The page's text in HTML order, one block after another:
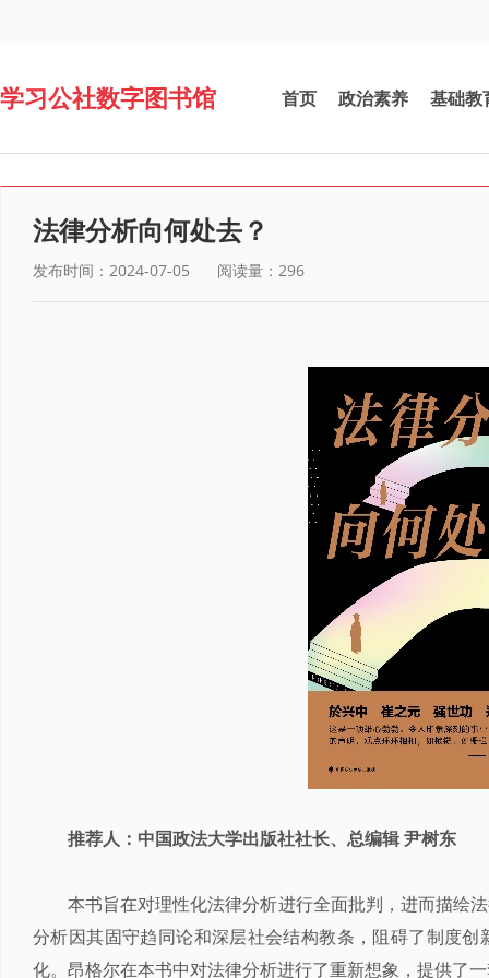
学习公社数字图书馆 首页 政治素养 基础教
法律分析向何处去？
发布时间：2024-07-05 阅读量： 296
推荐人：中国政法大学出版社社长、总编辑 尹树东
本书旨在对理性化法律分析进行全面批判，进而描绘
分析因其固守趋同论和深层社会结构教条，阻碍了制度
化。昂格尔在本书中对法律分析进行了重新想象，提供了